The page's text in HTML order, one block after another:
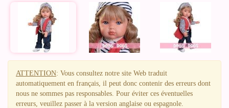
ATTENTION: Vous consultez notre site Web traduit
automatiquement en français, il peut donc contenir des erreurs dont
nous ne sommes pas responsables. Pour éviter ces éventuelles
erreurs, veuillez passer à la version anglaise ou espagnole.